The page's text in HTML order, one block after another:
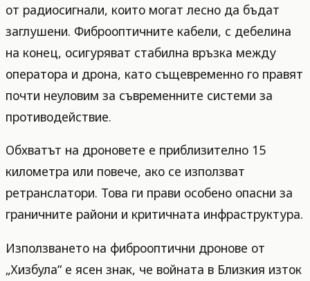
от радиосигнали, които могат лесно да бъдат
заглушени. Фиброоптичните кабели, с дебелина
на конец, осигуряват стабилна връзка между
оператора и дрона, като същевременно го правят
почти неуловим за съвременните системи за
противодействие.
Обхватът на дроновете е приблизително 15
километра или повече, ако се използват
ретранслатори. Това ги прави особено опасни за
граничните райони и критичната инфраструктура.
Използването на фиброоптични дронове от
„Хизбула“ е ясен знак, че войната в Близкия изток